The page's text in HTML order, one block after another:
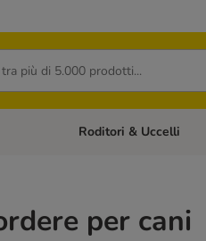
CaniApri Menù Categoria: Diete
Roditori & Uccelli
per cani